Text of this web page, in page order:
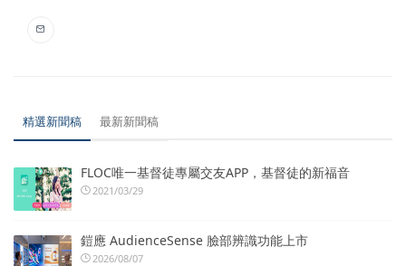
精選新聞稿 最新新聞稿
FLOC唯一基督徒專屬交友APP，基督徒的新福音
2021/03/29
鎧應 AudienceSense 臉部辨識功能上市
2026/08/07